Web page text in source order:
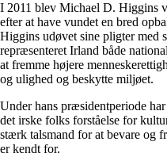
I 2011 blev Michael D. Higgins
efter at have vundet en bred
Higgins udøvet sine pligter med
repræsenteret Irland både
at fremme højere
og ulighed og beskytte miljøet.
Under hans præsidentperiode
det irske folks forståelse for
stærk talsmand for at bevare og
er kendt for.